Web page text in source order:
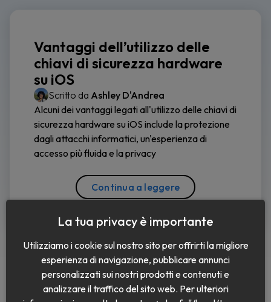
Vantaggi dell’utilizzo delle
chiavi di sicurezza hardware
su iOS
Scritto da Ashley D'Andrea
Alcuni dei vantaggi legati all'utilizzo delle chiavi di
sicurezza hardware su iOS include la protezione
dagli attacchi informatici, un'esperienza di
accesso più fluida e la privacy
Continua a leggere
La tua privacy è importante
Utilizziamo i cookie sul nostro sito per offrirti la migliore
esperienza di navigazione, pubblicare annunci
personalizzati sui nostri prodotti e contenuti e
analizzare il traffico del sito web. Per ulteriori